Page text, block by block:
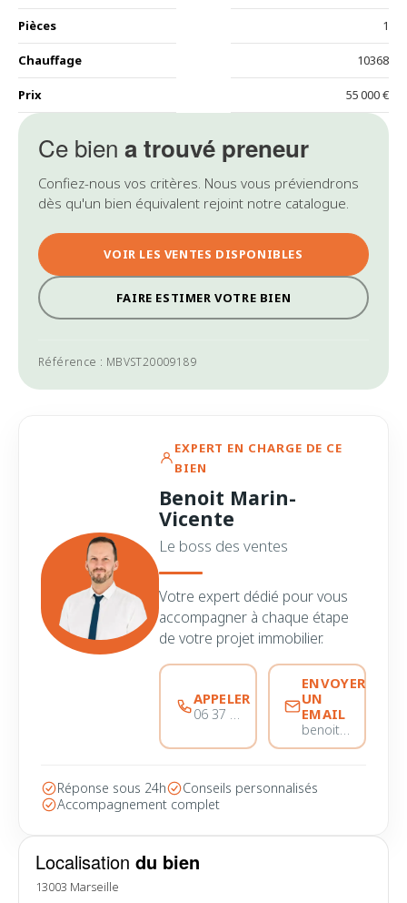
Ce bien a trouvé preneur
Confiez-nous vos critères. Nous vous préviendrons
dès qu'un bien équivalent rejoint notre catalogue.
VOIR LES VENTES DISPONIBLES
FAIRE ESTIMER VOTRE BIEN
Référence : MBVST20009189
Localisation du bien
13003 Marseille
Pièces 1
Chauffage 10368
Prix 55 000 €
EXPERT EN CHARGE DE CE
BIEN
Benoit Marin-
Vicente
Le boss des ventes
Votre expert dédié pour vous
accompagner à chaque étape
de votre projet immobilier.
APPELER
06 37 56 68 51
ENVOYER
UN
EMAIL
benoitmarinvicente@immobiliere-pujol.fr
Réponse sous 24h
Conseils personnalisés
Accompagnement complet